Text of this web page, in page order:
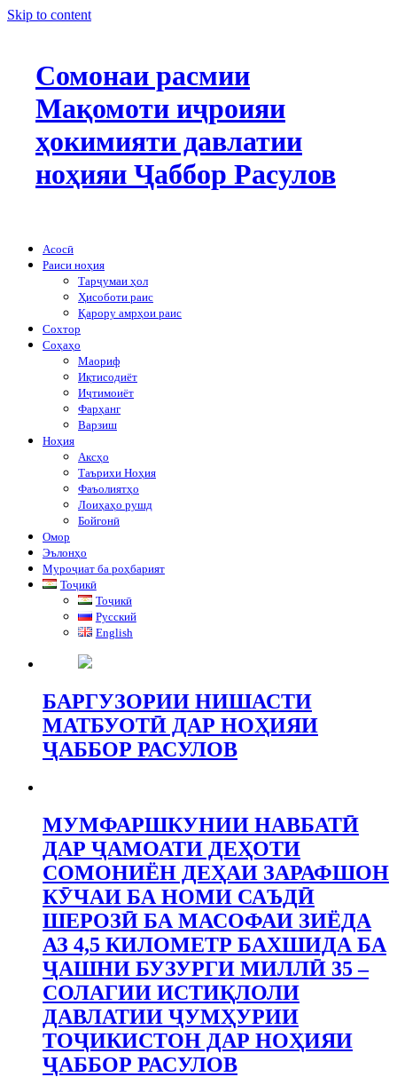
Skip to content
Сомонаи расмии
Мақомоти иҷроияи
ҳокимияти давлатии
ноҳияи Ҷаббор Расулов
Асосӣ
Раиси ноҳия
Тарҷумаи ҳол
Ҳисоботи раис
Қарору амрҳои раис
Сохтор
Соҳаҳо
Маориф
Иқтисодиёт
Иҷтимоиёт
Фарҳанг
Варзиш
Ноҳия
Аксҳо
Таърихи Ноҳия
Фаъолиятҳо
Лоиҳаҳо рушд
Бойгонӣ
Омор
Эълонҳо
Муроҷиат ба роҳбарият
Тоҷикӣ
Тоҷикӣ
Русский
English
БАРГУЗОРИИ НИШАСТИ
МАТБУОТӢ ДАР НОҲИЯИ
ҶАББОР РАСУЛОВ
МУМФАРШКУНИИ НАВБАТӢ
ДАР ҶАМОАТИ ДЕҲОТИ
СОМОНИЁН ДЕҲАИ ЗАРАФШОН
КӮЧАИ БА НОМИ САЪДӢ
ШЕРОЗӢ БА МАСОФАИ ЗИЁДА
АЗ 4,5 КИЛОМЕТР БАХШИДА БА
ҶАШНИ БУЗУРГИ МИЛЛӢ 35 –
СОЛАГИИ ИСТИҚЛОЛИ
ДАВЛАТИИ ҶУМҲУРИИ
ТОҶИКИСТОН ДАР НОҲИЯИ
ҶАББОР РАСУЛОВ